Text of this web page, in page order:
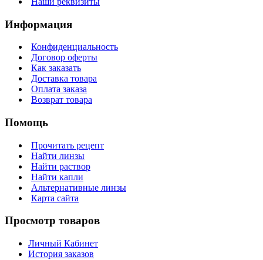
Информация
Конфиденциальность
Договор оферты
Как заказать
Доставка товара
Оплата заказа
Возврат товара
Помощь
Прочитать рецепт
Найти линзы
Найти раствор
Найти капли
Альтернативные линзы
Карта сайта
Просмотр товаров
Личный Кабинет
История заказов